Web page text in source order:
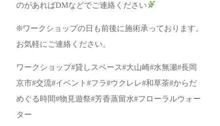
のがあればDMなどでご連絡ください
❊ワークショップの日も前後に施術承っております。
お気軽にご連絡ください。
ワークショップ#貸しスペース#大山崎#水無瀬#長岡
京市#交流#イベント#フラ#ウクレレ#和草茶#からだ
めぐる時間#物見遊祭#芳香蒸留水#フローラルウォー
ター